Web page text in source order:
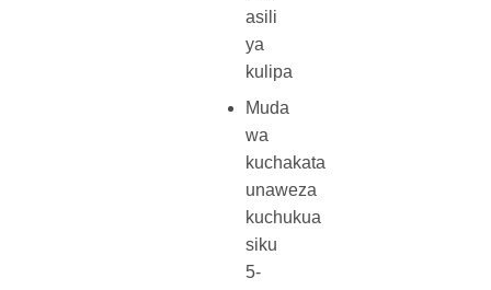
asili
ya
kulipa
Muda
wa
kuchakata
unaweza
kuchukua
siku
5-